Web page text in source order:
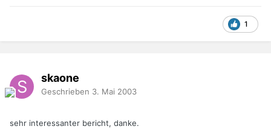
1
skaone
Geschrieben 3. Mai 2003
sehr interessanter bericht, danke.